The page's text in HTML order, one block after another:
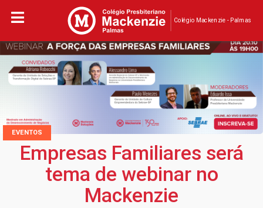
Colégio Mackenzie - Palmas
EVENTOS
Empresas Familiares será
tema de webinar no
Mackenzie